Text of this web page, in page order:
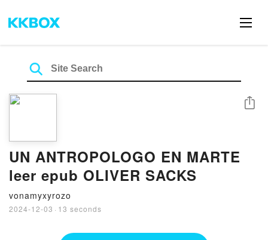
UN ANTROPOLOGO EN MARTE
leer epub OLIVER SACKS
vonamyxyrozo
2024-12-03 · 13 seconds
Share